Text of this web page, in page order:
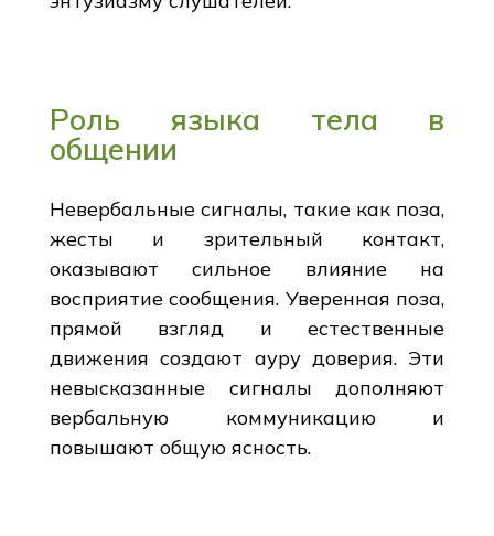
Роль языка тела в
общении
Невербальные сигналы, такие как поза,
жесты и зрительный контакт,
оказывают сильное влияние на
восприятие сообщения. Уверенная поза,
прямой взгляд и естественные
движения создают ауру доверия. Эти
невысказанные сигналы дополняют
вербальную коммуникацию и
повышают общую ясность.